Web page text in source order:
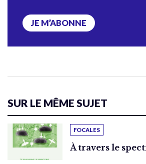
JE M’ABONNE
SUR LE MÊME SUJET
FOCALES
À travers le